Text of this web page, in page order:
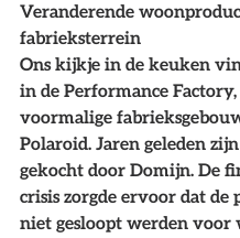
Veranderende
fabrieksterrein
Ons kijkje in de keuken
in de Performance
voormalige
Polaroid. Jaren geleden
gekocht door Domijn. De
crisis zorgde ervoor dat de
niet gesloopt werden voor